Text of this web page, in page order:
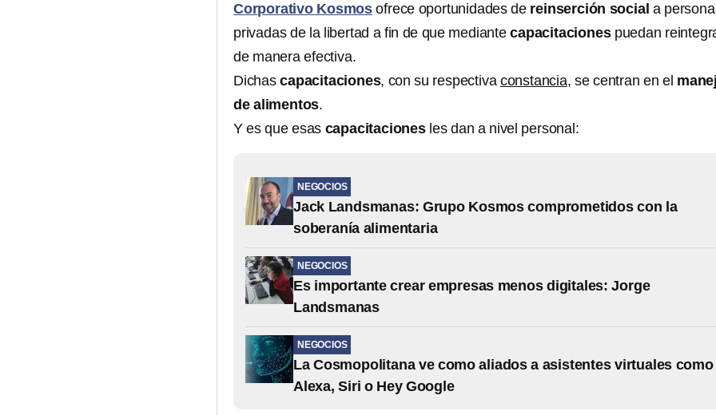
Corporativo Kosmos ofrece oportunidades de reinserción social a
privadas de la libertad a fin de que mediantecapacitacionespuedan
de manera efectiva.
Dichascapacitaciones, con su respectiva constancia, se centran en el
de alimentos.
Y es que esas capacitacionesles dan a nivel personal:
NEGOCIOS
Jack Landsmanas: Grupo Kosmos comprometidos con la
soberanía alimentaria
NEGOCIOS
Es importante crear empresas menos digitales: Jorge
Landsmanas
NEGOCIOS
La Cosmopolitana ve como aliados a asistentes virtuales como
Alexa, Siri o Hey Google